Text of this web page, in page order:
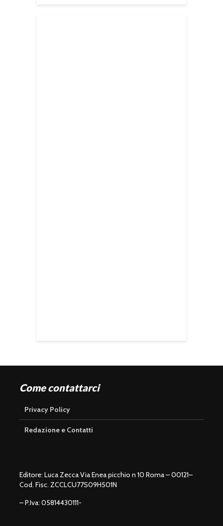
Come contattarci
Privacy Policy
Redazione e Contatti
Editore: Luca Zecca Via Enea picchio n 10 Roma – 00121–
Cod. Fisc. ZCCLCU77S09H501N
– P.Iva: 05814430111-